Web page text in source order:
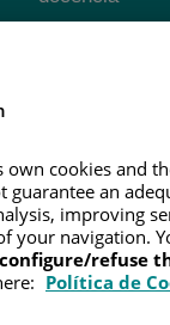
A veces se utiliza
que provoca.
own cookies and
guarantee an
improving
your navigation.
configure/refuse
Política de